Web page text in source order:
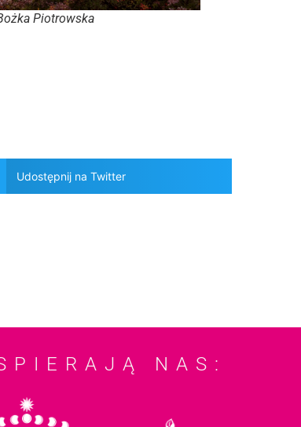
Piotrowska
Udostępnij na Twitter
NAS: